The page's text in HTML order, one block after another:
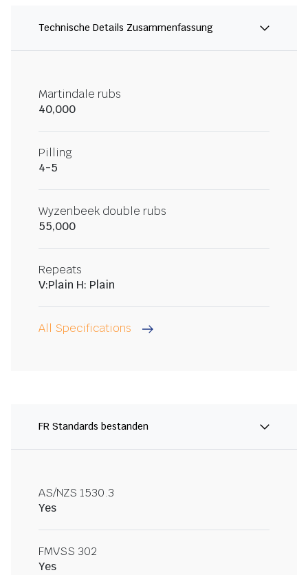
Technische Details Zusammenfassung
Martindale rubs
40,000
Pilling
4-5
Wyzenbeek double rubs
55,000
Repeats
V:Plain H: Plain
All Specifications
FR Standards bestanden
AS/NZS 1530.3
Yes
FMVSS 302
Yes